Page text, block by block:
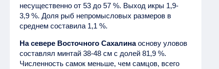
несущественно от 53 до 57 %. Выход икры 1,9-
3,9 %. Доля рыб непромысловых размеров в
среднем составила 1,1 %.
На севере Восточного Сахалинаоснову уловов
составлял минтай 38-48 см с долей 81,9 %.
Численность самок меньше, чем самцов, всего